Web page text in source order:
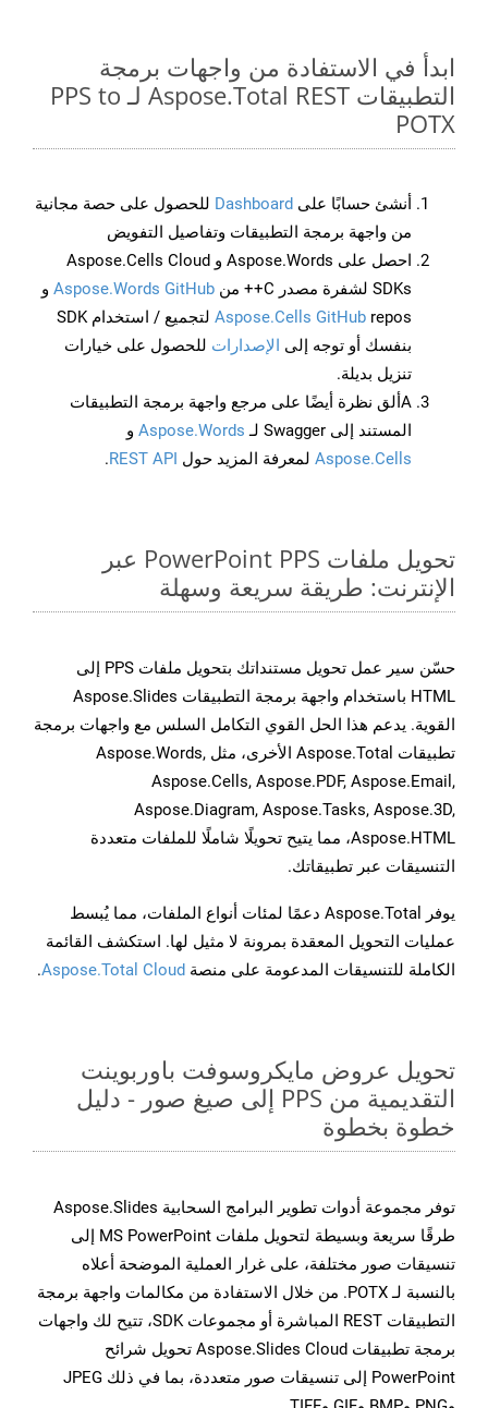
ابدأ في الاستفادة من واجهات برمجة
التطبيقات Aspose.Total REST لـ PPS to
POTX
أنشئ حسابًا على Dashboard للحصول على حصة مجانية
من واجهة برمجة التطبيقات وتفاصيل التفويض
احصل على Aspose.Words و Aspose.Cells Cloud
SDKs لشفرة مصدر C++ من
Aspose.Words GitHub و
Aspose.Cells GitHub
repos لتجميع / استخدام SDK
بنفسك أو توجه إلى الإصدارات للحصول على خيارات
تنزيل بديلة.
Aألق نظرة أيضًا على مرجع واجهة برمجة التطبيقات
المستند إلى Swagger لـ
Aspose.Words و
Aspose.Cells لمعرفة المزيد حول REST API
.
تحويل ملفات PowerPoint PPS عبر
الإنترنت: طريقة سريعة وسهلة
حسّن سير عمل تحويل مستنداتك بتحويل ملفات PPS إلى
HTML باستخدام واجهة برمجة التطبيقات Aspose.Slides
القوية. يدعم هذا الحل القوي التكامل السلس مع واجهات برمجة
تطبيقات Aspose.Total الأخرى، مثل Aspose.Words,
Aspose.Cells, Aspose.PDF, Aspose.Email,
Aspose.Diagram, Aspose.Tasks, Aspose.3D,
Aspose.HTML، مما يتيح تحويلًا شاملًا للملفات متعددة
التنسيقات عبر تطبيقاتك.
يوفر Aspose.Total دعمًا لمئات أنواع الملفات، مما يُبسط
عمليات التحويل المعقدة بمرونة لا مثيل لها. استكشف القائمة
الكاملة للتنسيقات المدعومة على منصة Aspose.Total Cloud
.
تحويل عروض مايكروسوفت باوربوينت
التقديمية من PPS إلى صيغ صور - دليل
خطوة بخطوة
توفر مجموعة أدوات تطوير البرامج السحابية Aspose.Slides
طرقًا سريعة وبسيطة لتحويل ملفات MS PowerPoint إلى
تنسيقات صور مختلفة، على غرار العملية الموضحة أعلاه
بالنسبة لـ POTX. من خلال الاستفادة من مكالمات واجهة برمجة
التطبيقات REST المباشرة أو مجموعات SDK، تتيح لك واجهات
برمجة تطبيقات Aspose.Slides Cloud تحويل شرائح
PowerPoint إلى تنسيقات صور متعددة، بما في ذلك JPEG